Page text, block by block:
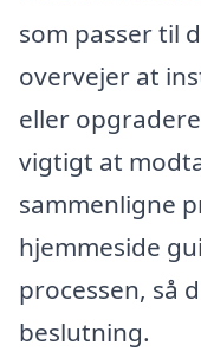
som passer til
overvejer at
eller
vigtigt at
sammenligne
hjemmeside
processen, så
beslutning.